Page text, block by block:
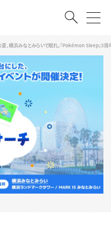
会員登録
、横浜みなとみらいで眠れ。『Pokémon Sleep』3周